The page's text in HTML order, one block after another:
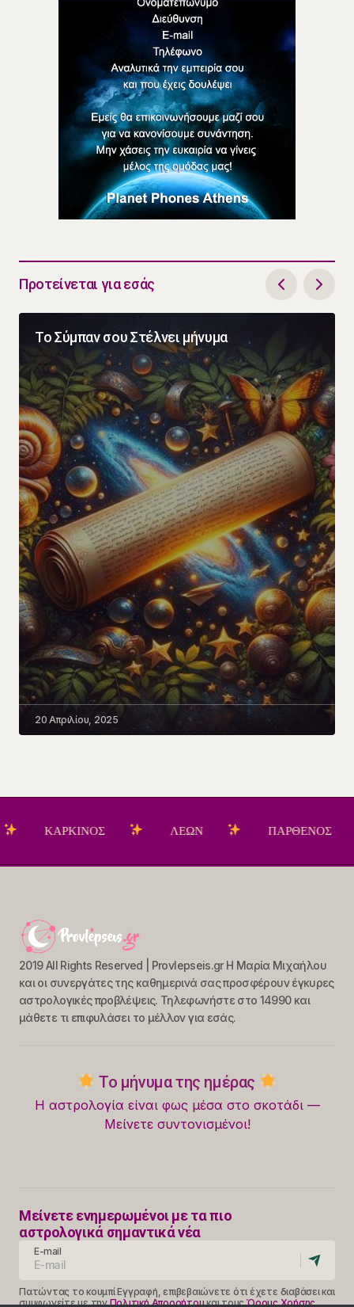
Προτείνεται για εσάς
Το Σύμπαν σου Στέλνει μήνυμα
20 Απριλίου, 2025
ΚΑΡΚΙΝΟΣ ΛΕΩΝ ΠΑΡΘΕΝΟΣ
2019 All Rights Reserved | Provlepseis.gr Η Μαρία Μιχαήλου
και οι συνεργάτες της καθημερινά σας προσφέρουν έγκυρες
αστρολογικές προβλέψεις. Τηλεφωνήστε στο 14990 και
μάθετε τι επιφυλάσει το μέλλον για εσάς.
Το μήνυμα της ημέρας
Η αστρολογία είναι φως μέσα στο σκοτάδι —
Μείνετε συντονισμένοι!
Μείνετε ενημερωμένοι με τα πιο
αστρολογικά σημαντικά νέα
E-mail
Πατώντας το κουμπί Εγγραφή, επιβεβαιώνετε ότι έχετε διαβάσει και
συμφωνείτε με τηνΠολιτική Απορρήτουκαι τουςΌρους Χρήσης